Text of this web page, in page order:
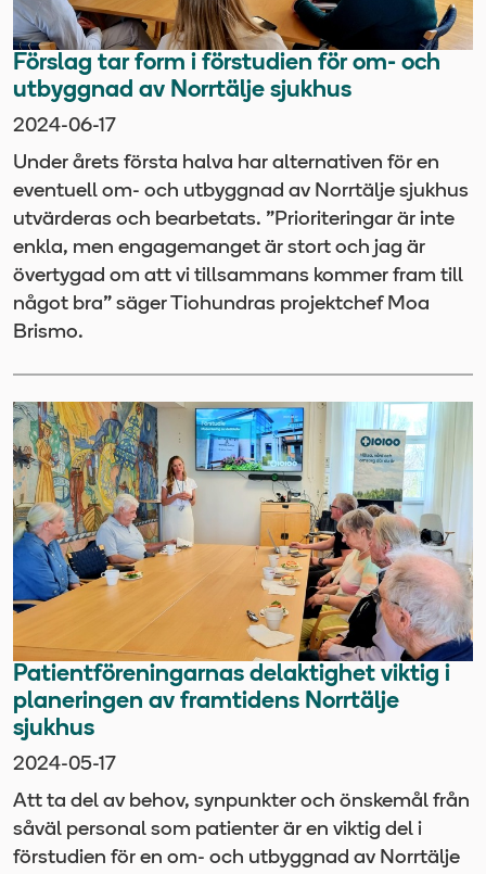
Förslag tar form i förstudien för om- och
utbyggnad av Norrtälje sjukhus
2024-06-17
Under årets första halva har alternativen för en
eventuell om- och utbyggnad av Norrtälje sjukhus
utvärderas och bearbetats. ”Prioriteringar är inte
enkla, men engagemanget är stort och jag är
övertygad om att vi tillsammans kommer fram till
något bra” säger Tiohundras projektchef Moa
Brismo.
Patientföreningarnas delaktighet viktig i
planeringen av framtidens Norrtälje
sjukhus
2024-05-17
Att ta del av behov, synpunkter och önskemål från
såväl personal som patienter är en viktig del i
förstudien för en om- och utbyggnad av Norrtälje